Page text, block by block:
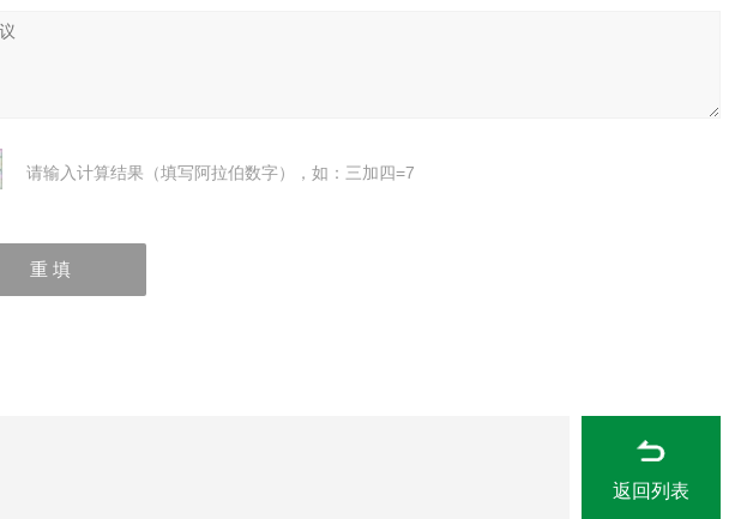
请输入计算结果（填写阿拉伯数字），如：三加四=7
返回列表